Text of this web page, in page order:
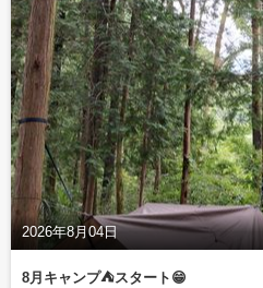
2026年8月04日
8月キャンプ⛺️スタート😁